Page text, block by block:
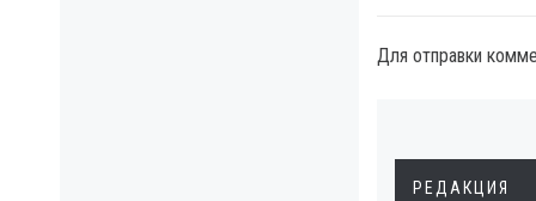
Для отправки
РЕДАКЦИЯ